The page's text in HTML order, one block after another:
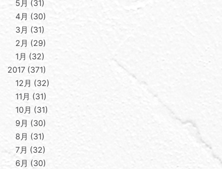
5月
31
4月
30
3月
31
2月
29
1月
32
2017 371
12月
32
11月
31
10月
31
9月
30
8月
31
7月
32
6月
30